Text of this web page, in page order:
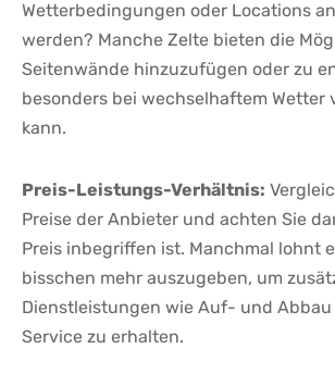
Wetterbedingungen oder Locations
werden? Manche Zelte bieten ⁣die
Seitenwände hinzuzufügen ​oder⁣ zu
besonders bei wechselhaftem Wetter
kann.
Preis-Leistungs-Verhältnis:
Preise ⁢der⁤ Anbieter‍ und achten Sie
Preis⁤ inbegriffen ist. Manchmal lohnt
⁢bisschen mehr ‌auszugeben, ⁣um
Dienstleistungen wie Auf- und
Service zu erhalten.